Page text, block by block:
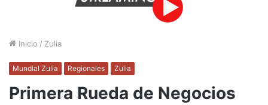
Inicio / Zulia
Mundial Zulia Regionales Zulia
Primera Rueda de Negocios